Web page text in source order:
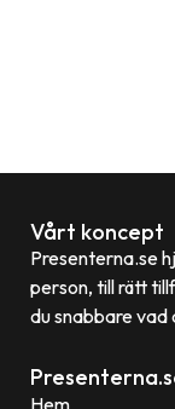
Vårt koncept
Presenterna.se
person, till rätt
du snabbare
Hem